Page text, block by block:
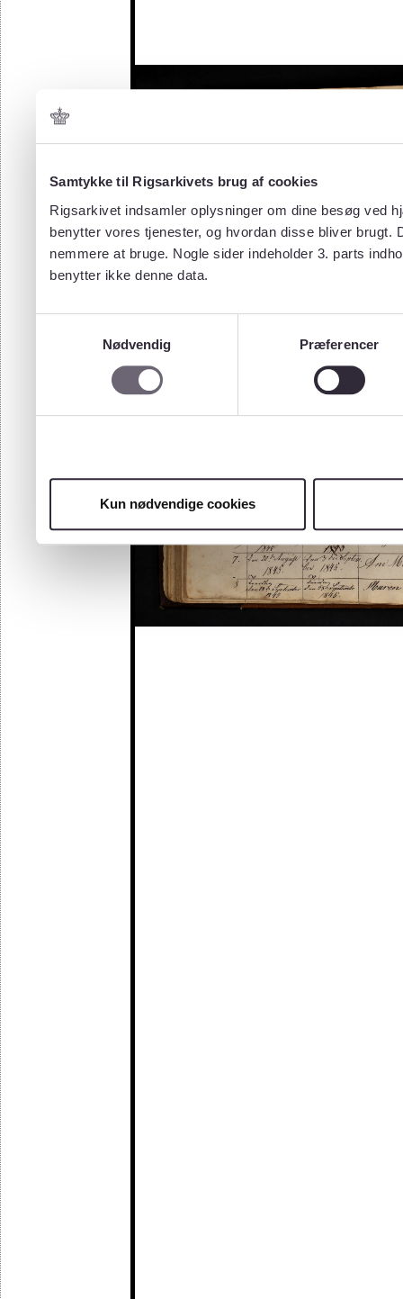
Samtykke til Rigsarkivets brug af cookies
Rigsarkivet indsamler oplysninger om dine besøg ved
benytter vores tjenester, og hvordan disse bliver
nemmere at bruge. Nogle sider indeholder 3. parts
benytter ikke denne data.
Nødvendig
Præferencer
Kun nødvendige cookies